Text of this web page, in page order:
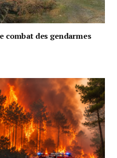
combat des gendarmes